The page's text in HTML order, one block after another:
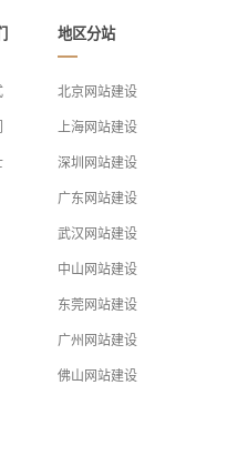
地区分站
北京网站建设
上海网站建设
深圳网站建设
广东网站建设
武汉网站建设
中山网站建设
东莞网站建设
广州网站建设
佛山网站建设